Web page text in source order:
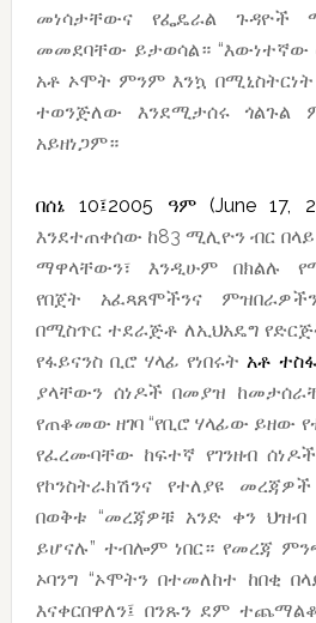
መነሳታቸውና የፌዴራል ጉዳዮች
መመደባቸው ይታወሳል። “እውነተኛው
አቶ ኦሞት ምንም እንኳ
ተወንጅለው እንደሚታሰሩ ጎልጉል
አይዘነጋም።
በሰኔ 10፤2005 ዓም (June 17,
እንደተጠቀሰው ከ83 ሚሊዮን ብር
ማዋላቸውን፣ እንዲሁም በክልሉ
የበጀት አፈጻጸሞችንና
በሚስጥር ተደራጅቶ ለኢህአዴግ
የፋይናንስ ቢሮ ሃላፊ የነበሩት አቶ
ያላቸውን ሰነዶች በመያዝ
የጠቆመው ዘገባ “የቢሮ ሃላፊው ይዘው
የፈረሙባቸው ከፍተኛ የገንዘብ
የኮንስትራክሽንና የተለያዩ
በወቅቱ “መረጃዎቹ አንድ ቀን
ይሆናሉ” ተብሎም ነበር። የመረጃ
ኦባንግ “ኦሞትን በተመለከተ ከበቂ
እናቀርበዋለን፤ በንጹን ደም